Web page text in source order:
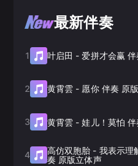
最新伴奏
1 叶启田 -爱拼才会赢
2 黄霄雲 - 愿你 伴奏 原
3 黄霄雲 -娃儿！莫怕
4 高仿双胞胎 - 我表示理
奏 原版立体声